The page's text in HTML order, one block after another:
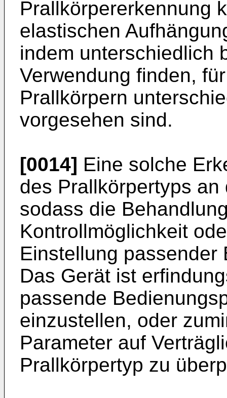
Prallkörpererkennung
elastischen
indem unterschiedlich
Verwendung finden,
Prallkörpern
vorgesehen sind.
[0014] Eine solche
des Prallkörpertyps
sodass die
Kontrollmöglichkeit
Einstellung passender
Das Gerät ist
passende
einzustellen, oder
Parameter auf
Prallkörpertyp zu